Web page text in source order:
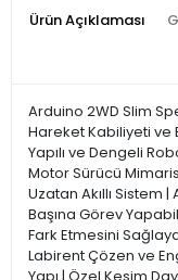
Ürün Açıklaması
Arduino 2WD Slim
Hareket Kabiliyeti ve
Yapılı ve Dengeli
Motor Sürücü
Uzatan Akıllı Sistem
Başına Görev
Fark Etmesini
Labirent Çözen ve